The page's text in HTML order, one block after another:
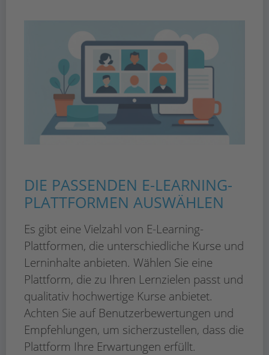
DIE PASSENDEN E-LEARNING-
PLATTFORMEN AUSWÄHLEN
Es gibt eine Vielzahl von E-Learning-
Plattformen, die unterschiedliche Kurse und
Lerninhalte anbieten. Wählen Sie eine
Plattform, die zu Ihren Lernzielen passt und
qualitativ hochwertige Kurse anbietet.
Achten Sie auf Benutzerbewertungen und
Empfehlungen, um sicherzustellen, dass die
Plattform Ihre Erwartungen erfüllt.